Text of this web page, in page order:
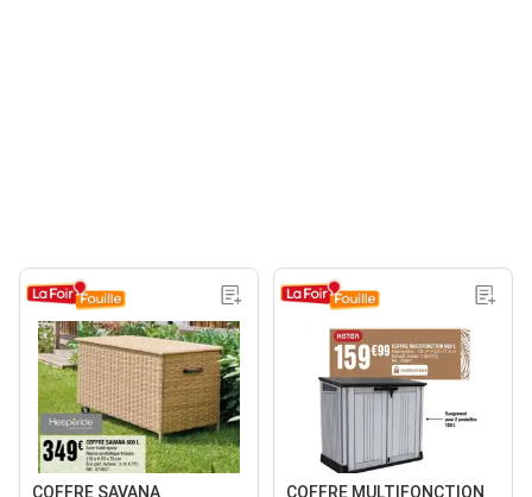
COFFRE SAVANA COFFRE MULTIFONCTION